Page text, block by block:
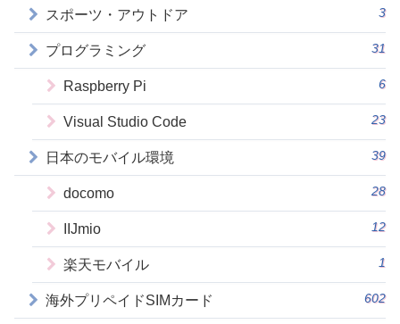
スポーツ・アウトドア 3
プログラミング 31
Raspberry Pi 6
Visual Studio Code 23
日本のモバイル環境 39
docomo 28
IIJmio 12
楽天モバイル 1
海外プリペイドSIMカード 602